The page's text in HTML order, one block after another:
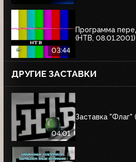
03:44
Программа
(НТВ, 08.01.2001)
ДРУГИЕ ЗАСТАВКИ
04:01
Заставка "Флаг"